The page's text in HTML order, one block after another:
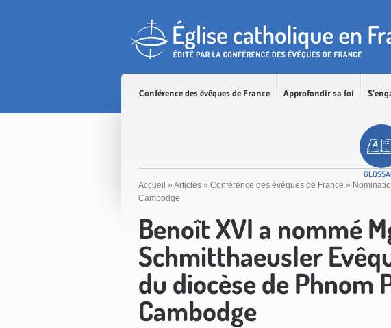
Conférence des évêques de France Approfondir sa foi
Accueil » Articles » Conférence des évêques de France »
Cambodge
Benoît XVI a nommé
Schmitthaeusler
du diocèse de Phnom
Cambodge